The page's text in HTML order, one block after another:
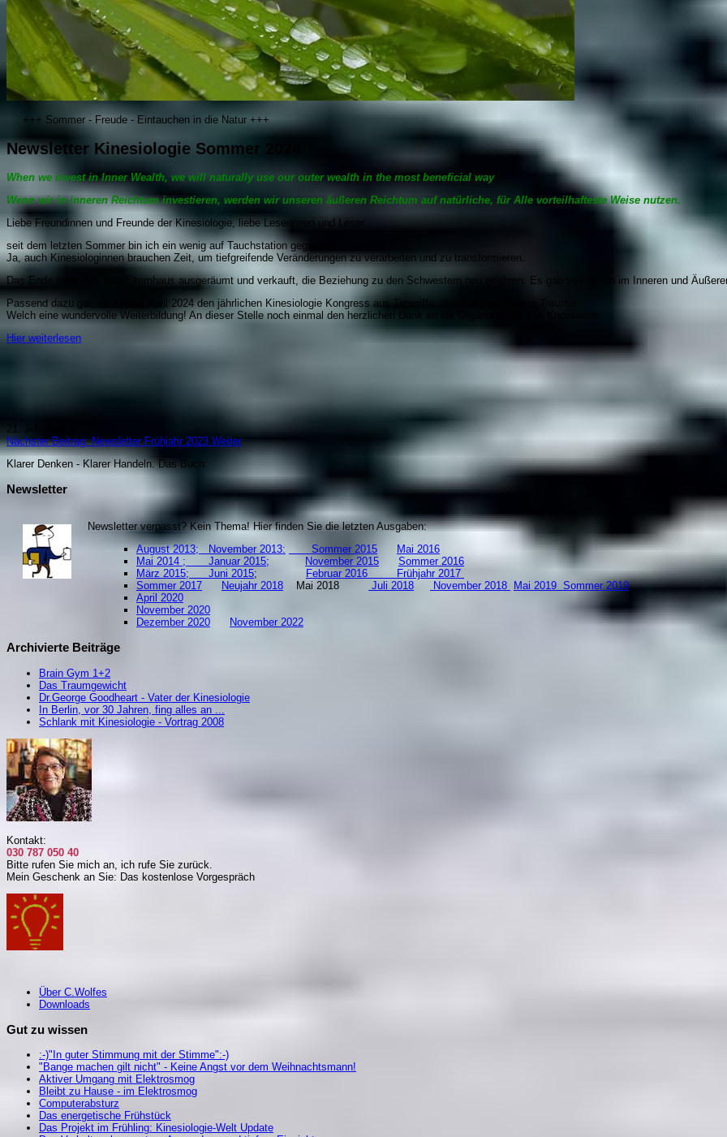
+++ Sommer - Freude - Eintauchen in die Natur +++
Newsletter Kinesiologie Sommer 2024
When we invest in Inner Wealth, we will naturally use our outer wealth in the most beneficial way
Wenn wir in inneren Reichtum investieren, werden wir unseren äußeren Reichtum auf natürliche, für Alle vorteilhafteste Weise nutzen.
Liebe Freundinnen und Freunde der Kinesiologie, liebe Leserinnen und Leser
seit dem letzten Sommer bin ich ein wenig auf Tauchstation gegangen.
Ja, auch Kinesiologinnen brauchen Zeit, um tiefgreifende Veränderungen zu verarbeiten und zu transformieren.
Das Ende einer Ära, das Elternhaus ausgeräumt und verkauft, die Beziehung zu den Schwestern neu erfahren. Es gab viel zu tun im Inneren und
Passend dazu gab es Anfang April 2024 den jährlichen Kinesiologie Kongress aus Teneriffa, diesmal zum Thema Trauma.
Welch eine wundervolle Weiterbildung! An dieser Stelle noch einmal den herzlichen Dank an die Organisatoren von Knowlative.
Hier weiterlesen
21. Juli 2024
Nächster Beitrag: Newsletter Frühjahr 2023 Weiter
Klarer Denken - Klarer Handeln. Das Buch:
Newsletter
Newsletter verpasst? Kein Thema! Hier finden Sie die letzten Ausgaben:
August 2013;
November 2013: Sommer 2015
Mai 2016
Mai 2014 ; Januar 2015; November 2015
Sommer 2016
März 2015; Juni 2015; Februar 2016
Frühjahr 2017
Sommer 2017
Neujahr 2018 Mai 2018 Juli 2018 November 2018 Mai 2019 Sommer 2019
April 2020
November 2020
Dezember 2020
November 2022
Archivierte Beiträge
Brain Gym 1+2
Das Traumgewicht
Dr.George Goodheart - Vater der Kinesiologie
In Berlin, vor 30 Jahren, fing alles an ...
Schlank mit Kinesiologie - Vortrag 2008
Kontakt:
030 787 050 40
Bitte rufen Sie mich an, ich rufe Sie zurück.
Mein Geschenk an Sie: Das kostenlose Vorgespräch
Über C.Wolfes
Downloads
Gut zu wissen
:-)"In guter Stimmung mit der Stimme":-)
"Bange machen gilt nicht" - Keine Angst vor dem Weihnachtsmann!
Aktiver Umgang mit Elektrosmog
Bleibt zu Hause - im Elektrosmog
Computerabsturz
Das energetische Frühstück
Das Projekt im Frühling: Kinesiologie-Welt Update